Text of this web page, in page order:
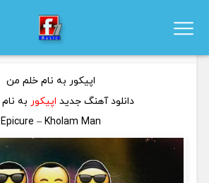
دانلود آهنگ اپیکور به نام خلم من
اپیکور به نام خلم من
دانلود آهنگ جدید اپیکور به نام
Epicure – Kholam Man